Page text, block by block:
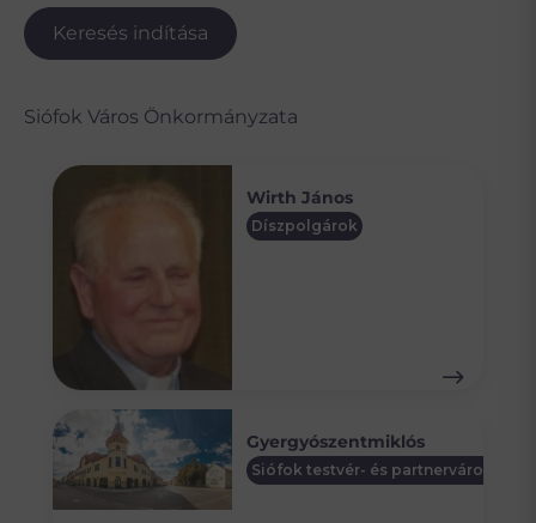
Keresés indítása
Siófok Város Önkormányzata
Wirth János
Díszpolgárok
Gyergyószentmiklós
Siófok testvér- és partnervárosai